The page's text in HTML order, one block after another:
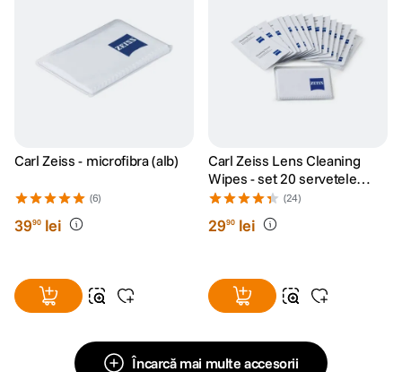
Carl Zeiss - microfibra (alb)
(6)
3990 lei
Carl Zeiss Lens Cleaning
Wipes - set 20 servetele
umede
(24)
2990 lei
Încarcă mai multe accesorii